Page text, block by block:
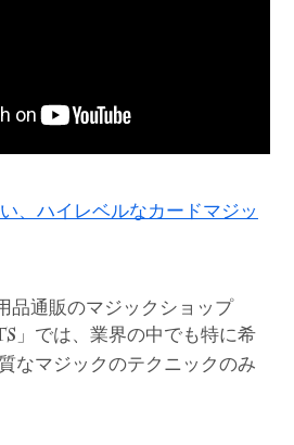
、ハイレベルなカードマジッ
品通販のマジックショップ
」では、業界の中でも特に希
なマジックのテクニックのみ